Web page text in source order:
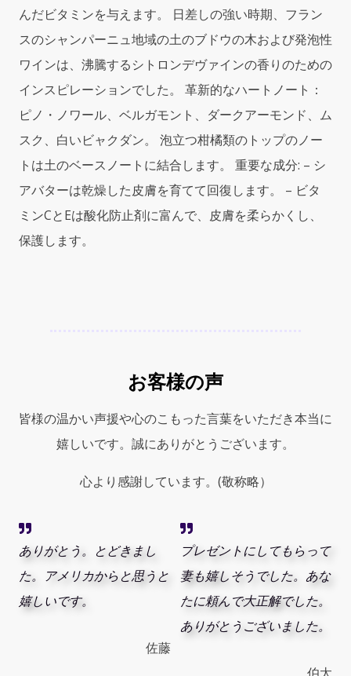
ァ
イ
ン
バ
ス
＆
ャ
ワ
ー
ェ
ル）
んだビタミンを与えます。 日差しの強い時期、フラン
スのシャンパーニュ地域の土のブドウの木および発泡性
ワインは、沸騰するシトロンデヴァインの香りのための
インスピレーションでした。 革新的なハートノート：
ピノ・ノワール、ベルガモント、ダークアーモンド、ム
スク、白いビャクダン。 泡立つ柑橘類のトップのノー
トは土のベースノートに結合します。 重要な成分: – シ
アバターは乾燥した皮膚を育てて回復します。 – ビタ
ミンCとEは酸化防止剤に富んで、皮膚を柔らかくし、
保護します。
お客様の声
皆様の温かい声援や心のこもった言葉をいただき本当に
嬉しいです。誠にありがとうございます。
心より感謝しています。(敬称略）
ありがとう。とどきまし
た。アメリカからと思うと
嬉しいです。
佐藤
プレゼントにしてもらって
妻も嬉しそうでした。あな
たに頼んで大正解でした。
ありがとうございました。